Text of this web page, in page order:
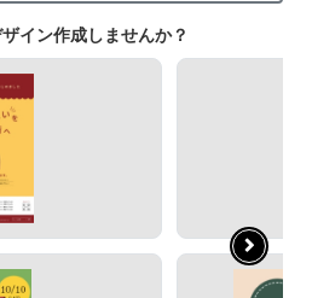
イン作成しませんか？